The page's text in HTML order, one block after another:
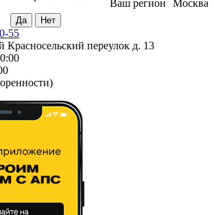
Москва
Ваш регион
55
Красносельский переулок д. 13